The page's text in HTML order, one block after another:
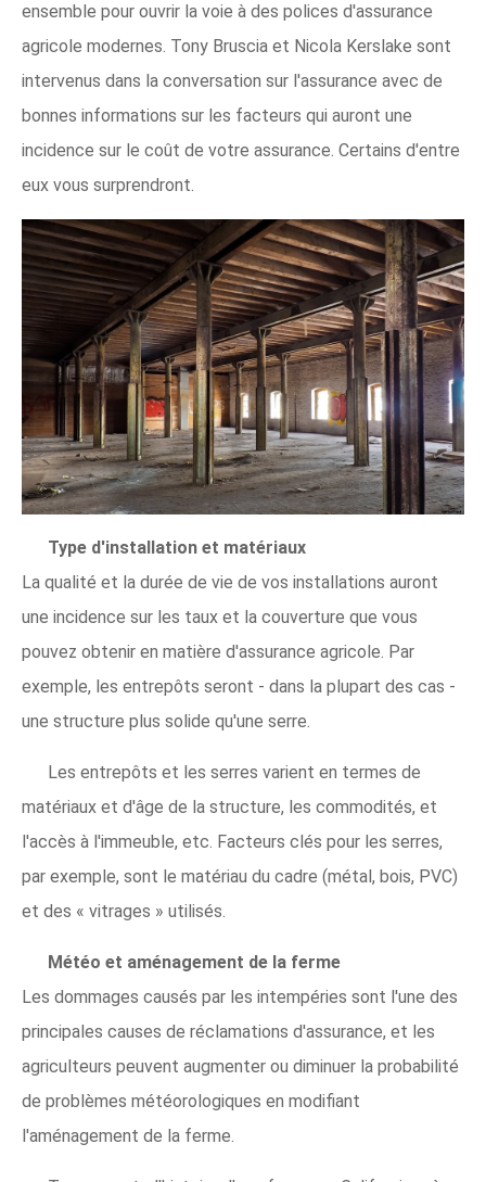
ensemble pour ouvrir la voie à des polices d'assurance
agricole modernes. Tony Bruscia et Nicola Kerslake sont
intervenus dans la conversation sur l'assurance avec de
bonnes informations sur les facteurs qui auront une
incidence sur le coût de votre assurance. Certains d'entre
eux vous surprendront.
Type d'installation et matériaux
La qualité et la durée de vie de vos installations auront
une incidence sur les taux et la couverture que vous
pouvez obtenir en matière d'assurance agricole. Par
exemple, les entrepôts seront - dans la plupart des cas -
une structure plus solide qu'une serre.
Les entrepôts et les serres varient en termes de
matériaux et d'âge de la structure, les commodités, et
l'accès à l'immeuble, etc. Facteurs clés pour les serres,
par exemple, sont le matériau du cadre (métal, bois, PVC)
et des « vitrages » utilisés.
Météo et aménagement de la ferme
Les dommages causés par les intempéries sont l'une des
principales causes de réclamations d'assurance, et les
agriculteurs peuvent augmenter ou diminuer la probabilité
de problèmes météorologiques en modifiant
l'aménagement de la ferme.